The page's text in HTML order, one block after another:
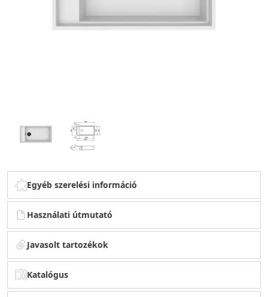
Egyéb szerelési információ
Használati útmutató
Javasolt tartozékok
Katalógus